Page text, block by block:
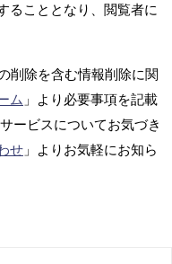
ることとなり、閲覧者に
削除を含む情報削除に関
ム 」より必要事項を記載
ービスについてお気づき
せ 」よりお気軽にお知ら